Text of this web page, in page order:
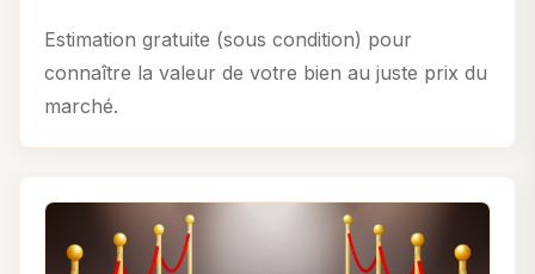
Estimation gratuite (sous condition) pour
connaître la valeur de votre bien au juste prix du
marché.